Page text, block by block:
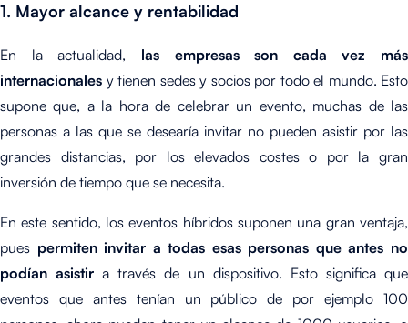
1. Mayor alcance y rentabilidad
En la actualidad, las empresas son cada vez más
internacionales y tienen sedes y socios por todo el mundo. Esto
supone que, a la hora de celebrar un evento, muchas de las
personas a las que se desearía invitar no pueden asistir por las
grandes distancias, por los elevados costes o por la gran
inversión de tiempo que se necesita.
En este sentido, los eventos híbridos suponen una gran ventaja,
pues permiten invitar a todas esas personas que antes no
podían asistir a través de un dispositivo. Esto significa que
eventos que antes tenían un público de por ejemplo 100